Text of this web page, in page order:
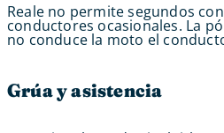
Reale no permite segundos
conductores ocasionales. La
no conduce la moto el
Grúa y asistencia